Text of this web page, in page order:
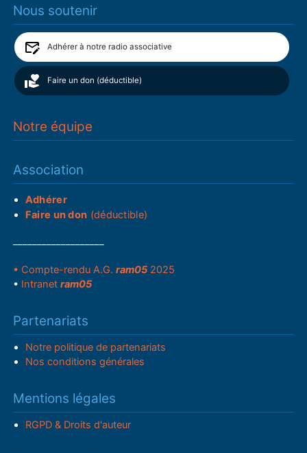
Nous soutenir
Adhérer à notre radio associative
Faire un don (déductible)
Notre équipe
Association
Adhérer
Faire un don (déductible)
• Compte-rendu A.G.ram05 2025
• Intranetram05
Partenariats
Notre politique de partenariats
Nos conditions générales
Mentions légales
RGPD & Droits d'auteur